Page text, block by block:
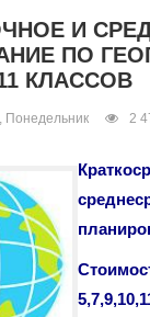
И
ПО
КЛАССОВ
Понедельник 2
5